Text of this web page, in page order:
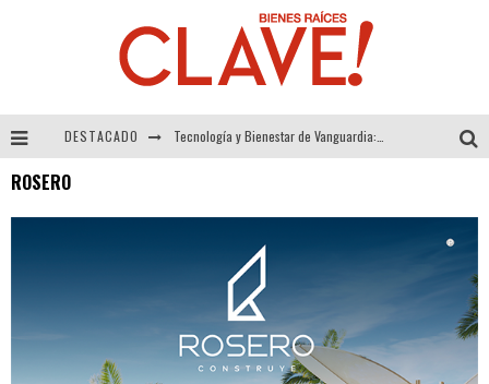
DESTACADO
Alexandra Bedoya – La Constancia detrás de La Paletería
ROSERO